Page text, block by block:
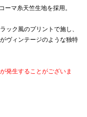
ーマ糸天竺生地を採用。
ック風のプリントで施し、
ヴィンテージのような独特
発生することがございま